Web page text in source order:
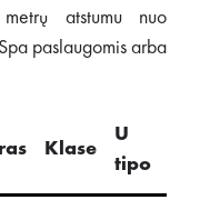
atstumu nuo
paslaugomis arba
Klase
U
tipo